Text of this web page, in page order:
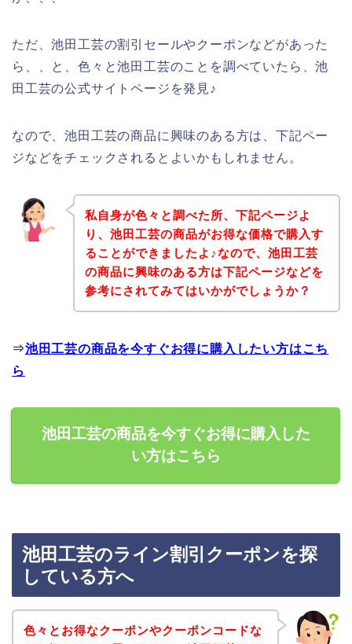
ただ、池田工芸の割引セールやクーポンなどがあった
ら、、と、色々と池田工芸のことを調べていたら、池
田工芸の公式サイトページを発見♪
なので、池田工芸の商品に興味のある方は、下記ペー
ジなどをチェックされるとよいかもしれません。
私自身が色々と調べた所、下記ページよ
り、池田工芸の商品がお得な価格で購入す
ることができましたよ♪なので、池田工芸
の商品に興味のある方は下記ページなどを
参考にされてみてはいかがでしょうか？
⇒池田工芸の商品を今すぐお得に購入したい方はこち
ら
池田工芸の商品を今すぐお得に購入した
い方はこちら
池田工芸のライン割引クーポンを探
している方へ
色々とお得なクーポンやクーポンコードな